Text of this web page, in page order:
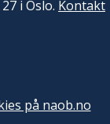
i Oslo. Kontakt
på naob.no